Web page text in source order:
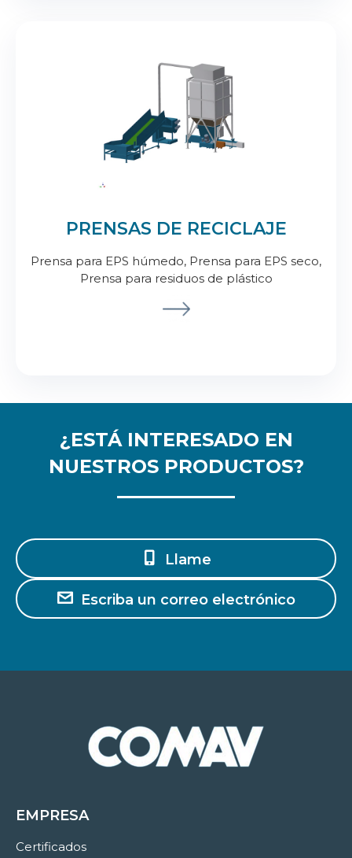
PRENSAS DE RECICLAJE
Prensa para EPS húmedo, Prensa para EPS seco,
Prensa para residuos de plástico
¿ESTÁ INTERESADO EN
NUESTROS PRODUCTOS?
Llame
Escriba un correo electrónico
EMPRESA
Certificados